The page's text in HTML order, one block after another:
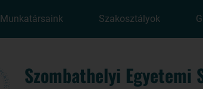
Munkatársaink Szakosztályok
Szombathelyi Egyetemi